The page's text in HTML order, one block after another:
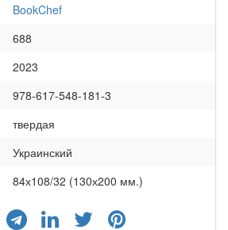
BookChef
688
2023
978-617-548-181-3
твердая
Украинский
84х108/32 (130х200 мм.)